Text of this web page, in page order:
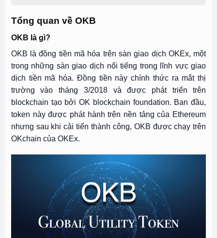
Tổng quan về OKB
OKB là gì?
OKB là đồng tiền mã hóa trên sàn giao dịch OKEx, một
trong những sàn giao dịch nổi tiếng trong lĩnh vực giao
dịch tiền mã hóa. Đồng tiền này chính thức ra mắt thị
trường vào tháng 3/2018 và được phát triển trên
blockchain tạo bởi OK blockchain foundation. Ban đầu,
token này được phát hành trên nền tảng của Ethereum
nhưng sau khi cải tiến thành công, OKB được chạy trên
OKchain của OKEx.